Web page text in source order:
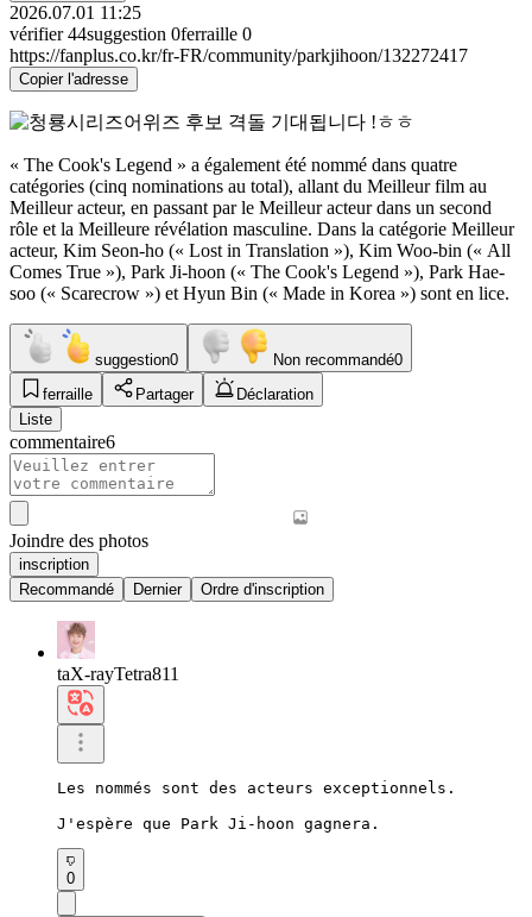
2026.07.01 11:25
vérifier 44suggestion 0ferraille 0
https://fanplus.co.kr/fr-FR/community/parkjihoon/132272417
Copier l'adresse
« The Cook's Legend » a également été nommé dans quatre
catégories (cinq nominations au total), allant du Meilleur film au
Meilleur acteur, en passant par le Meilleur acteur dans un second
rôle et la Meilleure révélation masculine. Dans la catégorie Meilleur
acteur, Kim Seon-ho (« Lost in Translation »), Kim Woo-bin (« All
Comes True »), Park Ji-hoon (« The Cook's Legend »), Park Hae-
soo (« Scarecrow ») et Hyun Bin (« Made in Korea ») sont en lice.
suggestion0 Non recommandé0
ferraille
Partager
Déclaration
Liste
commentaire6
Joindre des photos
inscription
Recommandé
Dernier Ordre d'inscription
taX-rayTetra811
Les nommés sont des acteurs exceptionnels.
J'espère que Park Ji-hoon gagnera.
0